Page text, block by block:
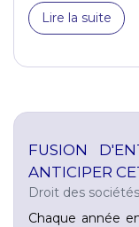
Lire la suite
FUSION
ANTICIPER
Droit des sociétés
Chaque année